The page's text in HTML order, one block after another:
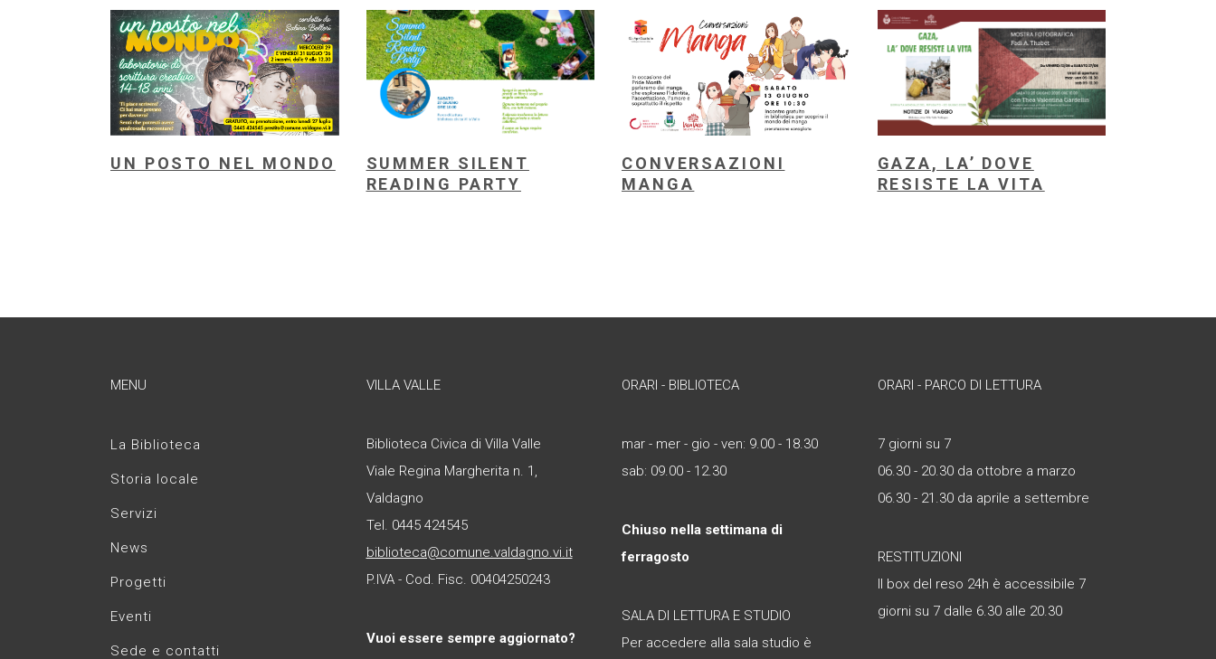
UN POSTO NEL MONDO
SUMMER SILENT
READING PARTY
CONVERSAZIONI
MANGA
GAZA, LA’ DOVE
RESISTE LA VITA
MENU
La Biblioteca
Storia locale
Servizi
News
Progetti
Eventi
Sede e contatti
VILLA VALLE
Biblioteca Civica di Villa Valle
Viale Regina Margherita n. 1,
Valdagno
Tel. 0445 424545
biblioteca@comune.valdagno.vi.it
P.IVA - Cod. Fisc. 00404250243
Vuoi essere sempre aggiornato?
ORARI - BIBLIOTECA
mar - mer - gio - ven: 9.00 - 18.30
sab: 09.00 - 12.30
Chiuso nella settimana di
ferragosto
SALA DI LETTURA E STUDIO
Per accedere alla sala studio è
ORARI - PARCO DI LETTURA
7 giorni su 7
06.30 - 20.30 da ottobre a marzo
06.30 - 21.30 da aprile a settembre
RESTITUZIONI
Il box del reso 24h è accessibile 7
giorni su 7 dalle 6.30 alle 20.30